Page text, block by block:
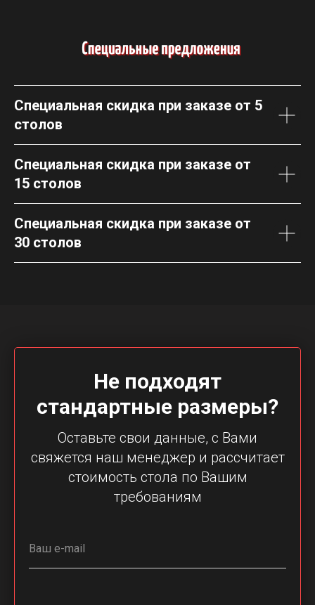
Специальная скидка при заказе от 5
столов
Специальная скидка при заказе от
15 столов
Специальная скидка при заказе от
30 столов
Не подходят
стандартные размеры?
Оставьте свои данные, с Вами
свяжется наш менеджер и рассчитает
стоимость стола по Вашим
требованиям